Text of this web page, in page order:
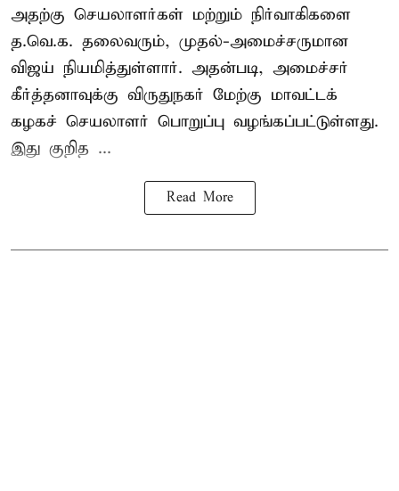
அதற்கு செயலாளர்கள் மற்றும் நிர்வாகிகளை
த.வெ.க. தலைவரும், முதல்-அமைச்சருமான
விஜய் நியமித்துள்ளார். அதன்படி, அமைச்சர்
கீர்த்தனாவுக்கு விருதுநகர் மேற்கு மாவட்டக்
கழகச் செயலாளர் பொறுப்பு வழங்கப்பட்டுள்ளது.
இது குறித ...
Read More